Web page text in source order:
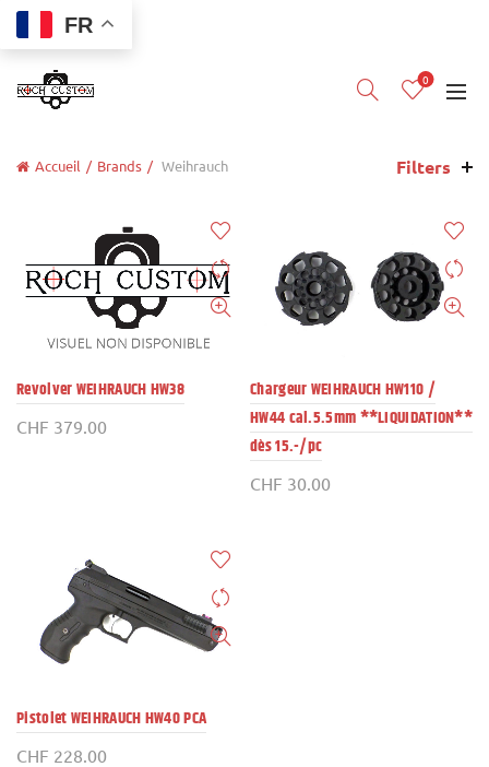
FR
0
Accueil Brands Weihrauch Filters
Revolver WEIHRAUCH HW38
CHF 379.00
Chargeur WEIHRAUCH HW110 /
HW44 cal.5.5mm **LIQUIDATION**
dès 15.-/pc
CHF 30.00
Pistolet WEIHRAUCH HW40 PCA
CHF 228.00